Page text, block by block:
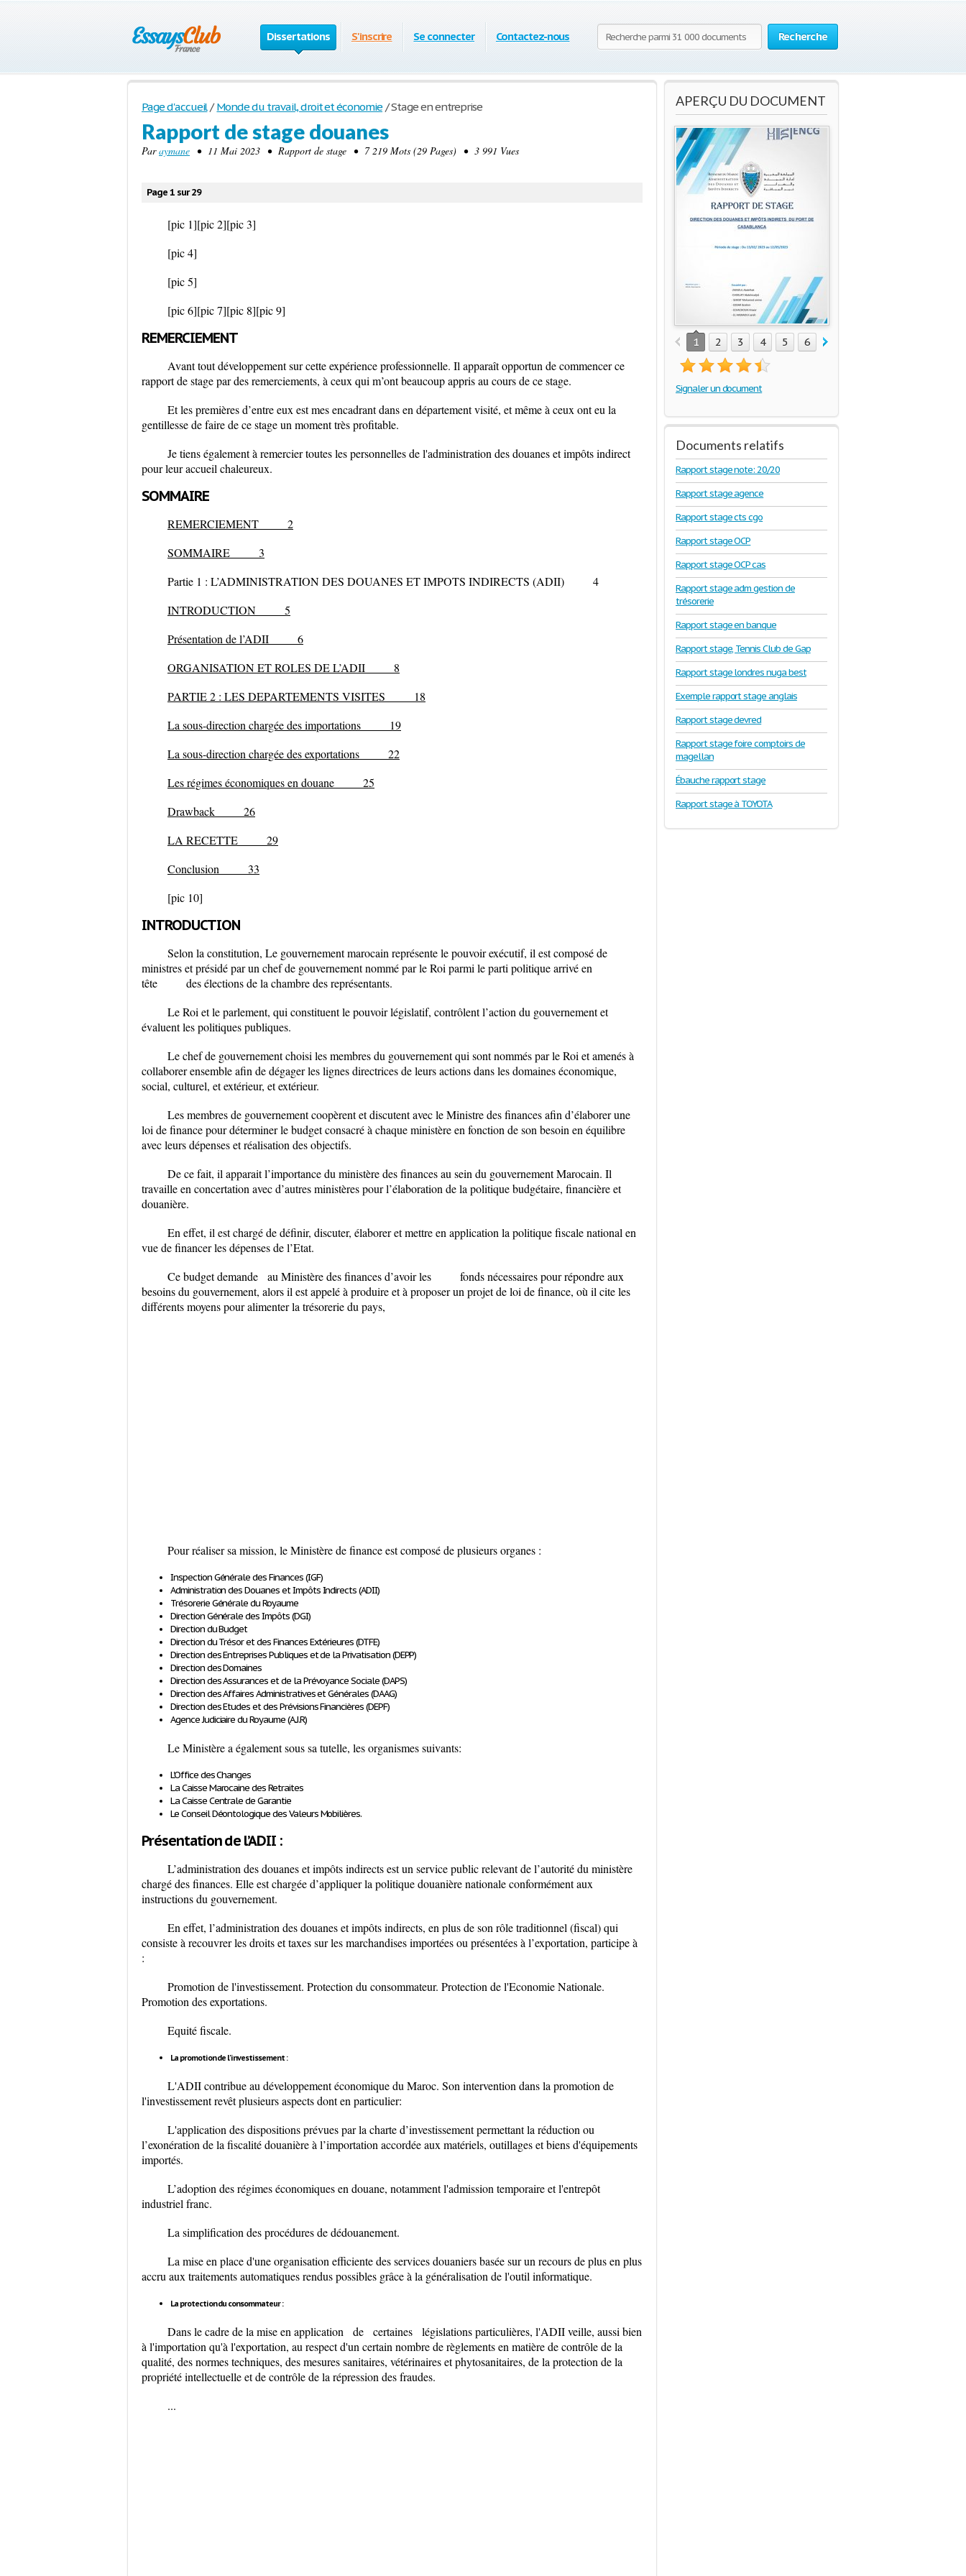
Recherche
Dissertations S'inscrire Se connecter Contactez-nous
Page d'accueil / Monde du travail, droit et économie /Stage en entreprise
Rapport de stage douanes
Paraymane • 11 Mai 2023 • Rapport de stage • 7 219 Mots (29 Pages) • 3 991 Vues
Page 1 sur 29
[pic 1][pic 2][pic 3]
[pic 4]
[pic 5]
[pic 6][pic 7][pic 8][pic 9]
REMERCIEMENT
Avant tout développement sur cette expérience professionnelle. Il apparaît opportun de commencer ce
rapport de stage par des remerciements, à ceux qui m’ont beaucoup appris au cours de cestage.
Et les premières d’entre eux est mes encadrant dans en département visité, et même à ceux ont eu la
gentillesse de faire de ce stage un moment très profitable.
Je tiens également à remercier toutes les personnelles de l'administration des douanes et impôts indirect
pour leur accueil chaleureux.
SOMMAIRE
REMERCIEMENT 2
SOMMAIRE 3
Partie 1 : L’ADMINISTRATION DES DOUANES ET IMPOTS INDIRECTS (ADII) 4
INTRODUCTION 5
Présentation de l’ADII 6
ORGANISATION ET ROLES DE L’ADII 8
PARTIE 2 : LES DEPARTEMENTS VISITES 18
La sous-direction chargée des importations 19
La sous-direction chargée des exportations 22
Les régimes économiques en douane 25
Drawback 26
LA RECETTE 29
Conclusion 33
[pic 10]
INTRODUCTION
Selon la constitution, Le gouvernement marocain représente le pouvoir exécutif, il est composé de
ministres et présidé par un chef de gouvernement nommé par le Roi parmi le parti politique arrivé en
tête des élections de la chambre des représentants.
Le Roi et le parlement, qui constituent le pouvoir législatif, contrôlent l’action du gouvernement et
évaluent les politiques publiques.
Le chef de gouvernement choisi les membres du gouvernement qui sont nommés par le Roi et amenés à
collaborer ensemble afin de dégager les lignes directrices de leurs actions dans les domaines économique,
social, culturel, et extérieur, et extérieur.
Les membres de gouvernement coopèrent et discutent avec le Ministre des finances afin d’élaborer une
loi de finance pour déterminer le budget consacré à chaque ministère en fonction de son besoin en équilibre
avec leurs dépenses et réalisation des objectifs.
De ce fait, il apparait l’importance du ministère des finances au sein du gouvernement Marocain. Il
travaille en concertation avec d’autres ministères pour l’élaboration de la politique budgétaire, financière et
douanière.
En effet, il est chargé de définir, discuter, élaborer et mettre en application la politique fiscale national en
vue de financer les dépenses de l’Etat.
Ce budget demande au Ministère des finances d’avoir les fonds nécessaires pour répondre aux
besoins du gouvernement, alors il est appelé à produire et à proposer un projet de loi de finance, où il cite les
différents moyens pour alimenter la trésorerie du pays,
Pour réaliser sa mission, le Ministère de finance est composé de plusieurs organes :
Inspection Générale des Finances (IGF)
Administration des Douanes et Impôts Indirects (ADII)
Trésorerie Générale du Royaume
Direction Générale des Impôts (DGI)
Direction du Budget
Direction du Trésor et des Finances Extérieures (DTFE)
Direction des Entreprises Publiques et de la Privatisation (DEPP)
Direction des Domaines
Direction des Assurances et de la Prévoyance Sociale (DAPS)
Direction des Affaires Administratives et Générales (DAAG)
Direction des Etudes et des Prévisions Financières (DEPF)
Agence Judiciaire du Royaume (A.J.R)
Le Ministère a égalementsous sa tutelle, les organismes suivants:
L'Office des Changes
La Caisse Marocaine des Retraites
La Caisse Centrale de Garantie
Le Conseil Déontologique des Valeurs Mobilières.
Présentation de l’ADII :
L’administration des douanes et impôts indirects est un service public relevant de l’autorité du ministère
chargé des finances. Elle est chargée d’appliquer la politique douanière nationale conformément aux
instructions du gouvernement.
En effet, l’administration des douanes et impôts indirects, en plus de son rôle traditionnel (fiscal) qui
consiste à recouvrer les droits et taxes sur les marchandises importées ou présentées à l’exportation, participe à
:
Promotion de l'investissement. Protection du consommateur. Protection de l'Economie Nationale.
Promotion des exportations.
Equité fiscale.
La promotion de l'investissement :
L'ADII contribue au développement économique du Maroc. Son intervention dans la promotion de
l'investissement revêt plusieurs aspects dont en particulier:
L'application des dispositions prévues par la charte d’investissement permettant la réduction ou
l’exonération de la fiscalité douanière à l’importation accordée aux matériels, outillages et biens d'équipements
importés.
L’adoption des régimes économiques en douane, notamment l'admission temporaire et l'entrepôt
industriel franc.
La simplification des procédures de dédouanement.
La mise en place d'une organisation efficiente des services douaniers basée sur un recours de plus en plus
accru aux traitements automatiques rendus possibles grâce à la généralisation de l'outil informatique.
La protection du consommateur :
Dans le cadre de la mise en application de certaines législations particulières, l'ADII veille, aussi bien
à l'importation qu'à l'exportation, au respect d'un certain nombre de règlements en matière de contrôle de la
qualité, des normes techniques, des mesures sanitaires, vétérinaires et phytosanitaires, de la protection de la
propriété intellectuelle et de contrôle de la répression des fraudes.
...
APERÇU DU DOCUMENT
1 2 3 4 5 6 7
Signaler un document
Documents relatifs
Rapport stage note: 20/20
Rapport stage agence
Rapport stage cts cgo
Rapport stage OCP
Rapport stage OCP cas
Rapport stage adm gestion de
trésorerie
Rapport stage en banque
Rapport stage, Tennis Club de Gap
Rapport stage londres nuga best
Exemple rapport stage anglais
Rapport stage devred
Rapport stage foire comptoirs de
magellan
Ébauche rapport stage
Rapport stage à TOYOTA